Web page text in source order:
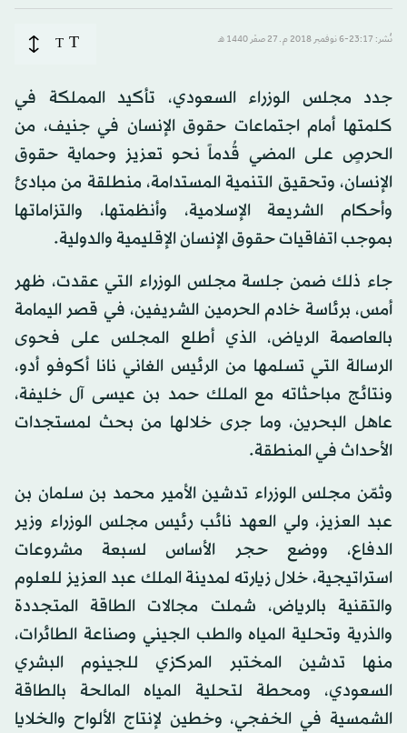
نُشر: 23:17-6 نوفمبر 2018 م ـ 27 صفَر 1440 هـ T
T
جدد مجلس الوزراء السعودي، تأكيد المملكة في
كلمتها أمام اجتماعات حقوق الإنسان في جنيف، من
الحرصٍ على المضي قُدماً نحو تعزيز وحماية حقوق
الإنسان، وتحقيق التنمية المستدامة، منطلقة من مبادئ
وأحكام الشريعة الإسلامية، وأنظمتها، والتزاماتها
بموجب اتفاقيات حقوق الإنسان الإقليمية والدولية.
جاء ذلك ضمن جلسة مجلس الوزراء التي عقدت، ظهر
أمس، برئاسة خادم الحرمين الشريفين، في قصر اليمامة
بالعاصمة الرياض، الذي أطلع المجلس على فحوى
الرسالة التي تسلمها من الرئيس الغاني نانا أكوفو أدو،
ونتائج مباحثاته مع الملك حمد بن عيسى آل خليفة،
عاهل البحرين، وما جرى خلالها من بحث لمستجدات
الأحداث في المنطقة.
وثمّن مجلس الوزراء تدشين الأمير محمد بن سلمان بن
عبد العزيز، ولي العهد نائب رئيس مجلس الوزراء وزير
الدفاع، ووضع حجر الأساس لسبعة مشروعات
استراتيجية، خلال زيارته لمدينة الملك عبد العزيز للعلوم
والتقنية بالرياض، شملت مجالات الطاقة المتجددة
والذرية وتحلية المياه والطب الجيني وصناعة الطائرات،
منها تدشين المختبر المركزي للجينوم البشري
السعودي، ومحطة لتحلية المياه المالحة بالطاقة
الشمسية في الخفجي، وخطين لإنتاج الألواح والخلايا